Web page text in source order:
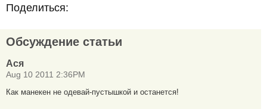
Поделиться:
Обсуждение статьи
Ася
Aug 10 2011 2:36PM
Как манекен не одевай-пустышкой и останется!